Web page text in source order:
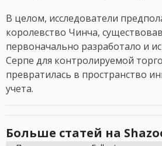
В целом, исследователи
королевство Чинча,
первоначально разработало и
Серпе для контролируемой
превратилась в пространство
учета.
Больше статей на